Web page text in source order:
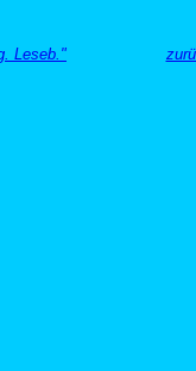
Leseb."